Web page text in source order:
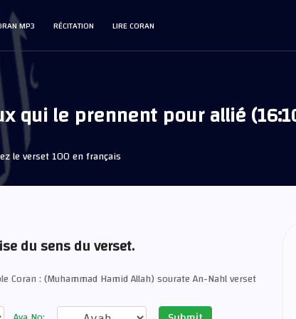
LIRE CORAN
RÉCITATION
MP3
qui le prennent pour allié
le verset 100 en français
du sens du verset.
Coran : (Muhammad Hamid Allah) sourate An-Nahl verset